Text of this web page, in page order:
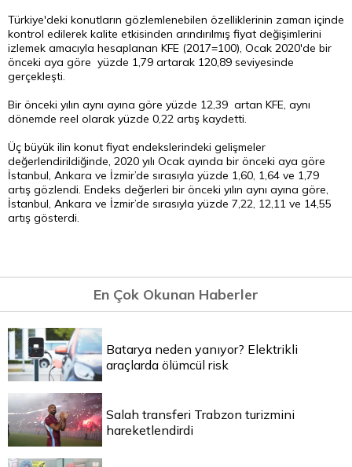
Türkiye'deki konutların gözlemlenebilen özelliklerinin zaman içinde
kontrol edilerek kalite etkisinden arındırılmış fiyat değişimlerini
izlemek amacıyla hesaplanan KFE (2017=100), Ocak 2020'de bir
önceki aya göre yüzde 1,79 artarak 120,89 seviyesinde
gerçekleşti.
Bir önceki yılın aynı ayına göre yüzde 12,39 artan KFE, aynı
dönemde reel olarak yüzde 0,22 artış kaydetti.
Üç büyük ilin konut fiyat endekslerindeki gelişmeler
değerlendirildiğinde, 2020 yılı Ocak ayında bir önceki aya göre
İstanbul, Ankara ve İzmir’de sırasıyla yüzde 1,60, 1,64 ve 1,79
artış gözlendi. Endeks değerleri bir önceki yılın aynı ayına göre,
İstanbul, Ankara ve İzmir’de sırasıyla yüzde 7,22, 12,11 ve 14,55
artış gösterdi.
En Çok Okunan Haberler
Batarya neden yanıyor? Elektrikli
araçlarda ölümcül risk
Salah transferi Trabzon turizmini
hareketlendirdi